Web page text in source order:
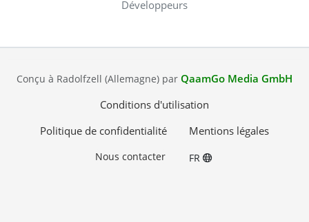
Développeurs
Conçu à Radolfzell (Allemagne) par QaamGo Media GmbH
Conditions d'utilisation
Politique de confidentialité
Mentions légales
Nous contacter FR